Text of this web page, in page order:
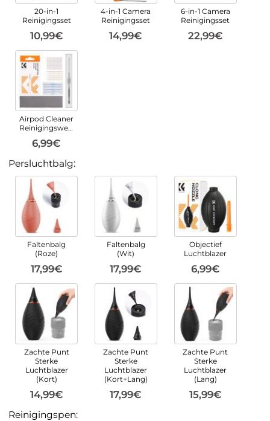
20-in-1
Reinigingsset
10,99€
4-in-1 Camera
Reinigingsset
14,99€
6-in-1 Camera
Reinigingsset
22,99€
Airpod Cleaner
Reinigingswerkzeugsatz
6,99€
Persluchtbalg:
Faltenbalg
(Roze)
17,99€
Faltenbalg
(Wit)
17,99€
Objectief
Luchtblazer
6,99€
Zachte Punt
Sterke
Luchtblazer
(Kort)
14,99€
Zachte Punt
Sterke
Luchtblazer
(Kort+Lang)
17,99€
Zachte Punt
Sterke
Luchtblazer
(Lang)
15,99€
Reinigingspen: